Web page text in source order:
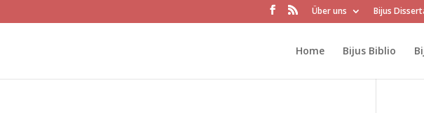
Über uns Bijus
Home Bijus Biblio